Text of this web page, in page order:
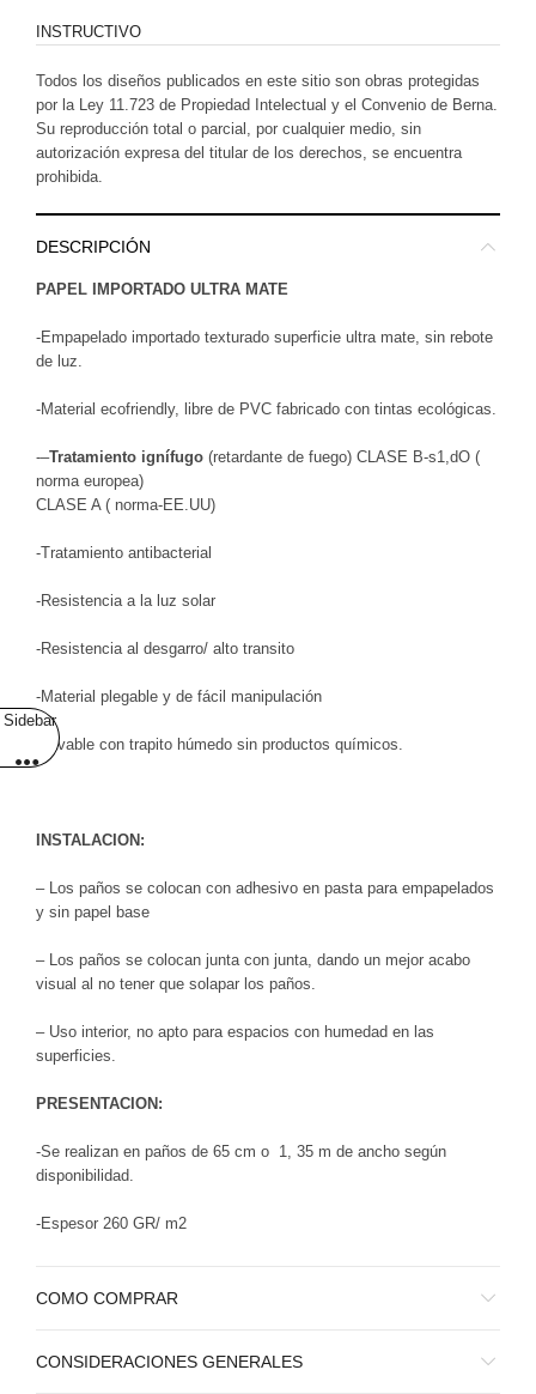
INSTRUCTIVO
Todos los diseños publicados en este sitio son obras protegidas
por la Ley 11.723 de Propiedad Intelectual y el Convenio de Berna.
Su reproducción total o parcial, por cualquier medio, sin
autorización expresa del titular de los derechos, se encuentra
prohibida.
DESCRIPCIÓN
PAPEL IMPORTADO ULTRA MATE
-Empapelado importado texturado superficie ultra mate, sin rebote
de luz.
-Material ecofriendly, libre de PVC fabricado con tintas ecológicas.
-–Tratamiento ignífugo (retardante de fuego) CLASE B-s1,dO (
norma europea)
CLASE A ( norma-EE.UU)
-Tratamiento antibacterial
-Resistencia a la luz solar
-Resistencia al desgarro/ alto transito
-Material plegable y de fácil manipulación
-Lavable con trapito húmedo sin productos químicos.
INSTALACION:
– Los paños se colocan con adhesivo en pasta para empapelados
y sin papel base
– Los paños se colocan junta con junta, dando un mejor acabo
visual al no tener que solapar los paños.
– Uso interior, no apto para espacios con humedad en las
superficies.
PRESENTACION:
-Se realizan en paños de 65 cm o 1, 35 m de ancho según
disponibilidad.
-Espesor 260 GR/ m2
COMO COMPRAR
CONSIDERACIONES GENERALES
Sidebar